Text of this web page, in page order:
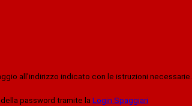
all'indirizzo indicato con le istruzioni necessarie.
password tramite la Login Spaggiari